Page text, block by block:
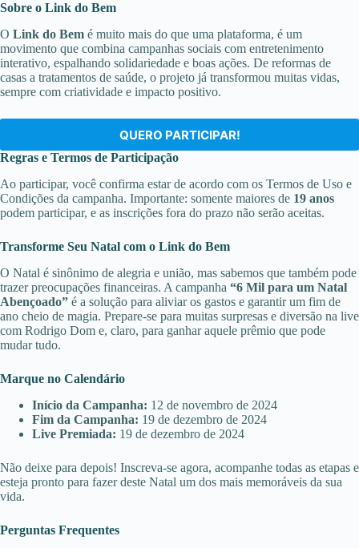
Sobre o Link do Bem
O Link do Bem é muito mais do que uma plataforma, é um
movimento que combina campanhas sociais com entretenimento
interativo, espalhando solidariedade e boas ações. De reformas de
casas a tratamentos de saúde, o projeto já transformou muitas vidas,
sempre com criatividade e impacto positivo.
QUERO PARTICIPAR!
Regras e Termos de Participação
Ao participar, você confirma estar de acordo com os Termos de Uso e
Condições da campanha. Importante: somente maiores de 19 anos
podem participar, e as inscrições fora do prazo não serão aceitas.
Transforme Seu Natal com o Link do Bem
O Natal é sinônimo de alegria e união, mas sabemos que também pode
trazer preocupações financeiras. A campanha “6 Mil para um Natal
Abençoado” é a solução para aliviar os gastos e garantir um fim de
ano cheio de magia. Prepare-se para muitas surpresas e diversão na live
com Rodrigo Dom e, claro, para ganhar aquele prêmio que pode
mudar tudo.
Marque no Calendário
Início da Campanha: 12 de novembro de 2024
Fim da Campanha: 19 de dezembro de 2024
Live Premiada: 19 de dezembro de 2024
Não deixe para depois! Inscreva-se agora, acompanhe todas as etapas e
esteja pronto para fazer deste Natal um dos mais memoráveis da sua
vida.
Perguntas Frequentes